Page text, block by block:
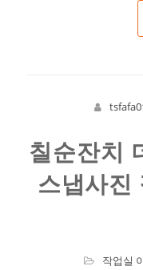
칠순잔치
스냅사진
작업실